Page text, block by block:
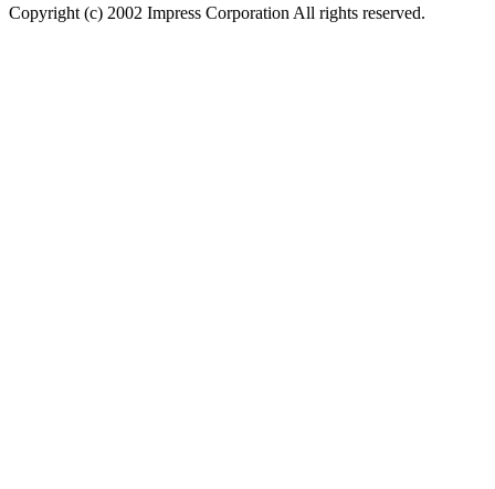
Copyright (c) 2002 Impress Corporation All rights reserved.